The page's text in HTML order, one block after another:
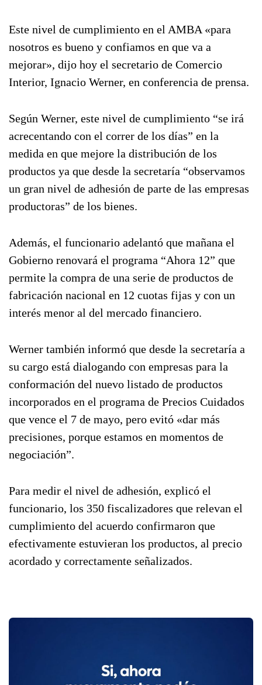
Este nivel de cumplimiento en el AMBA «para
nosotros es bueno y confiamos en que va a
mejorar», dijo hoy el secretario de Comercio
Interior, Ignacio Werner, en conferencia de prensa.
Según Werner, este nivel de cumplimiento “se irá
acrecentando con el correr de los días” en la
medida en que mejore la distribución de los
productos ya que desde la secretaría “observamos
un gran nivel de adhesión de parte de las empresas
productoras” de los bienes.
Además, el funcionario adelantó que mañana el
Gobierno renovará el programa “Ahora 12” que
permite la compra de una serie de productos de
fabricación nacional en 12 cuotas fijas y con un
interés menor al del mercado financiero.
Werner también informó que desde la secretaría a
su cargo está dialogando con empresas para la
conformación del nuevo listado de productos
incorporados en el programa de Precios Cuidados
que vence el 7 de mayo, pero evitó «dar más
precisiones, porque estamos en momentos de
negociación”.
Para medir el nivel de adhesión, explicó el
funcionario, los 350 fiscalizadores que relevan el
cumplimiento del acuerdo confirmaron que
efectivamente estuvieran los productos, al precio
acordado y correctamente señalizados.